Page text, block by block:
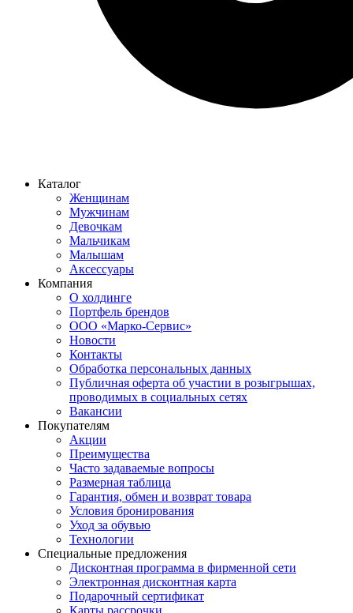
Каталог
Женщинам
Мужчинам
Девочкам
Мальчикам
Малышам
Аксессуары
Компания
О холдинге
Портфель брендов
ООО «Марко-Сервис»
Новости
Контакты
Обработка персональных данных
Публичная оферта об участии в розыгрышах,
проводимых в социальных сетях
Вакансии
Покупателям
Акции
Преимущества
Часто задаваемые вопросы
Размерная таблица
Гарантия, обмен и возврат товара
Условия бронирования
Уход за обувью
Технологии
Специальные предложения
Дисконтная программа в фирменной сети
Электронная дисконтная карта
Подарочный сертификат